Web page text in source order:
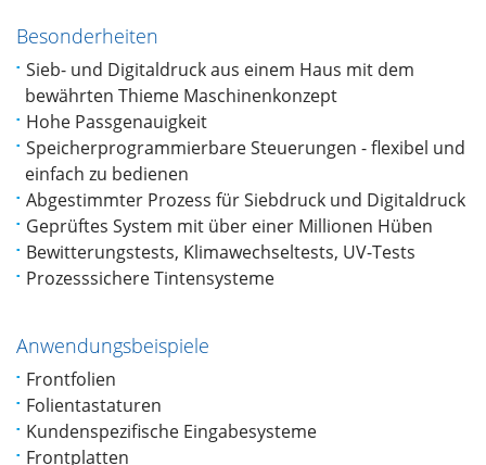
Besonderheiten
Sieb- und Digitaldruck aus einem Haus mit dem
bewährten Thieme Maschinenkonzept
Hohe Passgenauigkeit
Speicherprogrammierbare Steuerungen - flexibel und
einfach zu bedienen
Abgestimmter Prozess für Siebdruck und Digitaldruck
Geprüftes System mit über einer Millionen Hüben
Bewitterungstests, Klimawechseltests, UV-Tests
Prozesssichere Tintensysteme
Anwendungsbeispiele
Frontfolien
Folientastaturen
Kundenspezifische Eingabesysteme
Frontplatten